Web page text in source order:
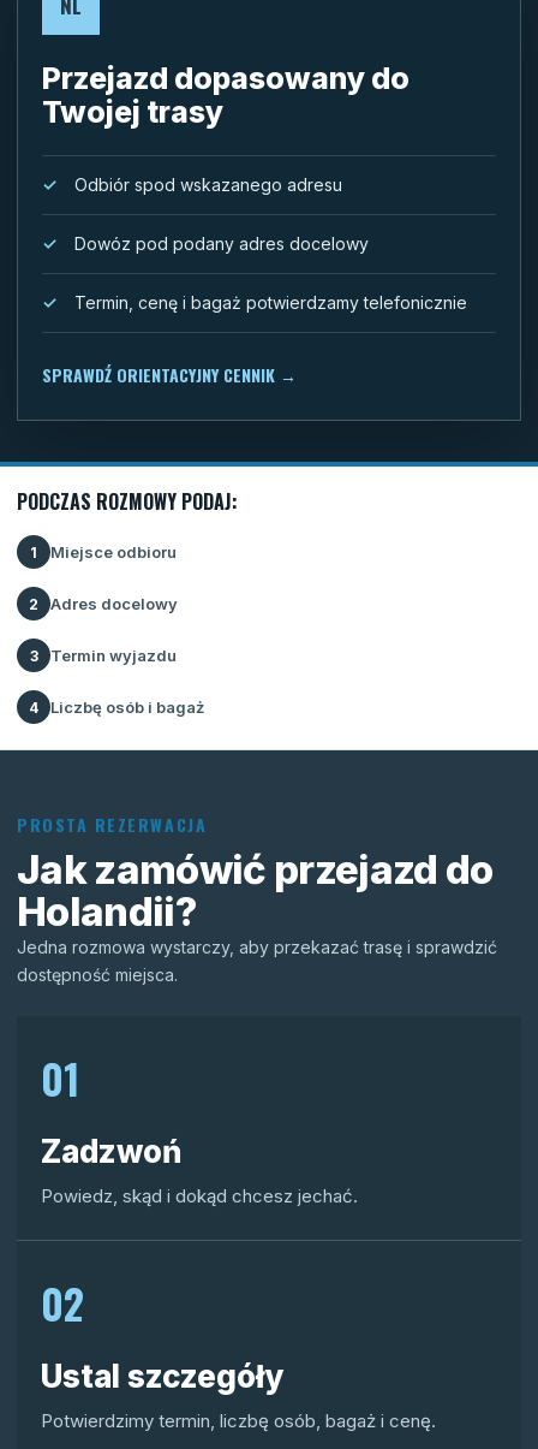
Przejazd dopasowany do
Twojej trasy
Odbiór spod wskazanego adresu
Dowóz pod podany adres docelowy
Termin, cenę i bagaż potwierdzamy telefonicznie
SPRAWDŹ ORIENTACYJNY CENNIK →
PODCZAS ROZMOWY PODAJ:
1 Miejsce odbioru
2 Adres docelowy
3 Termin wyjazdu
4 Liczbę osób i bagaż
PROSTA REZERWACJA
Jak zamówić przejazd do
Holandii?
Jedna rozmowa wystarczy, aby przekazać trasę i sprawdzić
dostępność miejsca.
01
Zadzwoń
Powiedz, skąd i dokąd chcesz jechać.
02
Ustal szczegóły
Potwierdzimy termin, liczbę osób, bagaż i cenę.